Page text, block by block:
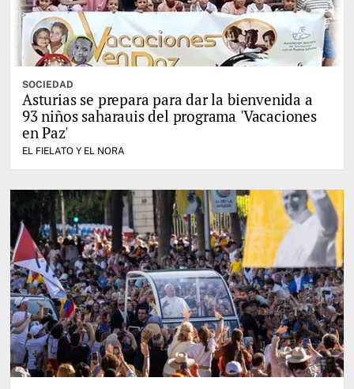
SOCIEDAD
Asturias se prepara para dar la bienvenida a
93 niños saharauis del programa 'Vacaciones
en Paz'
EL FIELATO Y EL NORA